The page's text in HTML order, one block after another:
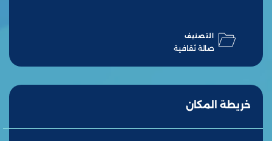
التصنيف
صالة ثقافية
خريطة المكان